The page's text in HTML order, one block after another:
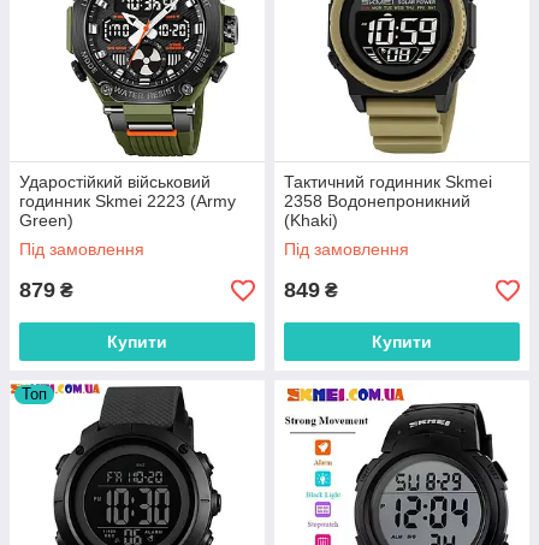
Ударостійкий військовий
годинник Skmei 2223 (Army
Green)
Під замовлення
879 ₴
Купити
Тактичний годинник Skmei
2358 Водонепроникний
(Khaki)
Під замовлення
849 ₴
Купити
Топ